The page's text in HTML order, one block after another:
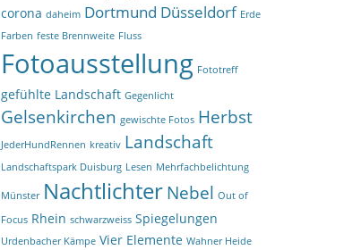
corona daheim Dortmund Düsseldorf Erde
Farben feste Brennweite Fluss
Fotoausstellung Fototreff
gefühlte Landschaft Gegenlicht
Gelsenkirchen gewischte Fotos Herbst
JederHundRennen kreativ Landschaft
Landschaftspark Duisburg Lesen Mehrfachbelichtung
Münster NachtlichterNebel Out of
Focus Rhein schwarzweiss Spiegelungen
Urdenbacher Kämpe Vier Elemente Wahner Heide